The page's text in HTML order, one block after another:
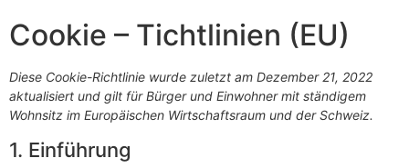
Cookie – Tichtlinien (EU)
Diese Cookie-Richtlinie wurde zuletzt am Dezember 21, 2022
aktualisiert und gilt für Bürger und Einwohner mit ständigem
Wohnsitz im Europäischen Wirtschaftsraum und der Schweiz.
1. Einführung